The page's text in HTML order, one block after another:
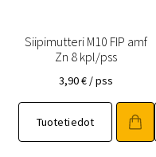
Siipimutteri M10 FIP amf
Zn 8 kpl/pss
3,90€ / pss
Tuotetiedot